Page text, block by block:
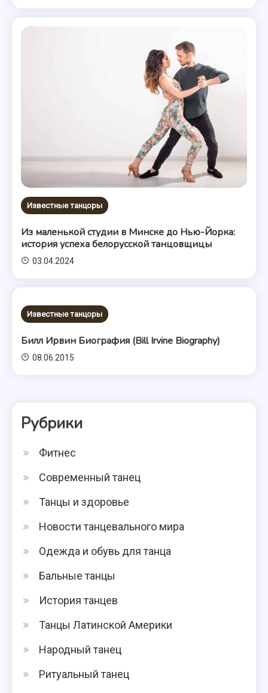
Известные танцоры
Из маленькой студии в Минске до Нью-Йорка:
история успеха белорусской танцовщицы
03.04.2024
Известные танцоры
Билл Ирвин Биография (Bill Irvine Biography)
08.06.2015
Рубрики
Фитнес
Современный танец
Танцы и здоровье
Новости танцевального мира
Одежда и обувь для танца
Бальные танцы
История танцев
Танцы Латинской Америки
Народный танец
Ритуальный танец